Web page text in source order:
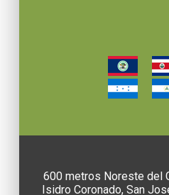
600 metros Noreste del
Isidro Coronado, San